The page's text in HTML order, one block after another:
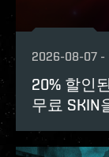
2026-08-07 -
20% 할인
무료 SKIN